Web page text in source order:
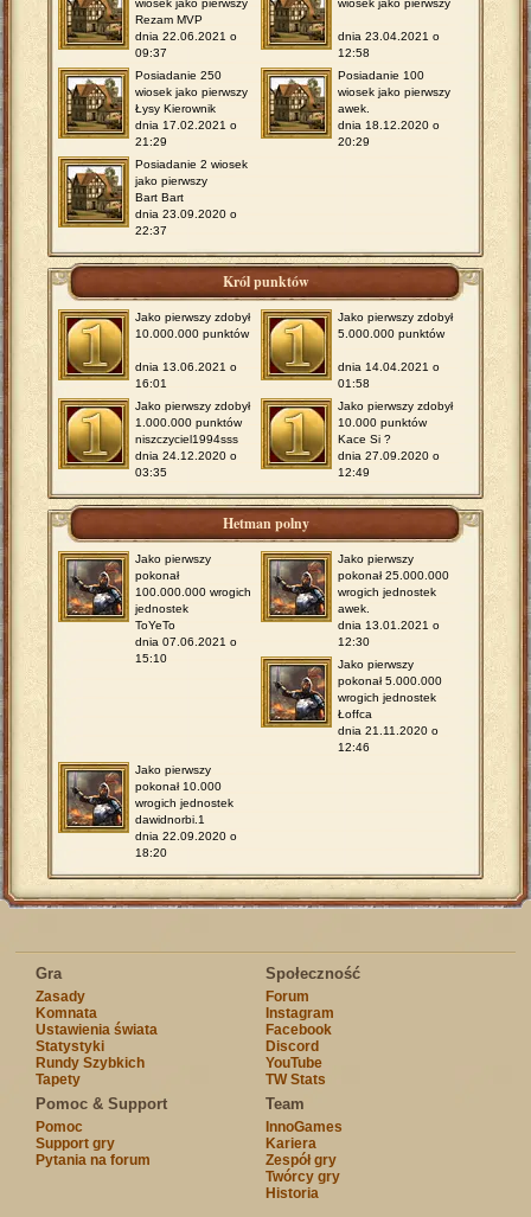
wiosek jako pierwszy
Rezam MVP
dnia 22.06.2021 o
09:37
wiosek jako pierwszy
dnia 23.04.2021 o
12:58
Posiadanie 250
wiosek jako pierwszy
Łysy Kierownik
dnia 17.02.2021 o
21:29
Posiadanie 100
wiosek jako pierwszy
awek.
dnia 18.12.2020 o
20:29
Posiadanie 2 wiosek
jako pierwszy
Bart Bart
dnia 23.09.2020 o
22:37
Król punktów
Jako pierwszy zdobył
10.000.000 punktów
dnia 13.06.2021 o
16:01
Jako pierwszy zdobył
5.000.000 punktów
dnia 14.04.2021 o
01:58
Jako pierwszy zdobył
1.000.000 punktów
niszczyciel1994sss
dnia 24.12.2020 o
03:35
Jako pierwszy zdobył
10.000 punktów
Kace Si ?
dnia 27.09.2020 o
12:49
Hetman polny
Jako pierwszy
pokonał
100.000.000 wrogich
jednostek
ToYeTo
dnia 07.06.2021 o
15:10
Jako pierwszy
pokonał 25.000.000
wrogich jednostek
awek.
dnia 13.01.2021 o
12:30
Jako pierwszy
pokonał 5.000.000
wrogich jednostek
Łoffca
dnia 21.11.2020 o
12:46
Jako pierwszy
pokonał 10.000
wrogich jednostek
dawidnorbi.1
dnia 22.09.2020 o
18:20
Gra
Zasady
Komnata
Ustawienia świata
Statystyki
Rundy Szybkich
Tapety
Społeczność
Forum
Instagram
Facebook
Discord
YouTube
TW Stats
Pomoc & Support
Pomoc
Support gry
Pytania na forum
Team
InnoGames
Kariera
Zespół gry
Twórcy gry
Historia